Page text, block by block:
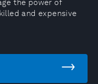
the power of
and expensive